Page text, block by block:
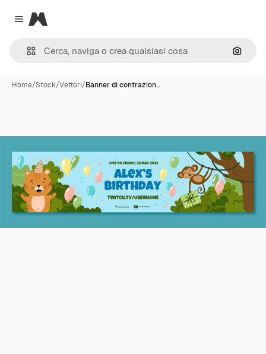
Close menu
Magnific
Cerca
Home/Stock/Vettori/Banner di contrazion…